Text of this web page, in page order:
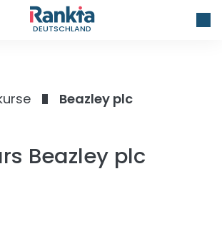
DEUTSCHLAND
Beazley plc
Beazley plc